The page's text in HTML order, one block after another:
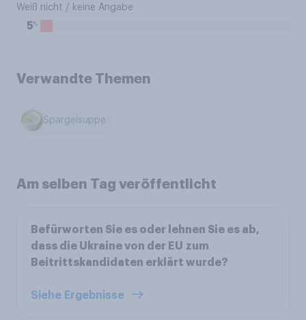
Weiß nicht / keine Angabe
5%
Verwandte Themen
Spargelsuppe
Am selben Tag veröffentlicht
Befürworten Sie es oder lehnen Sie es ab,
dass die Ukraine von der EU zum
Beitrittskandidaten erklärt wurde?
Siehe Ergebnisse